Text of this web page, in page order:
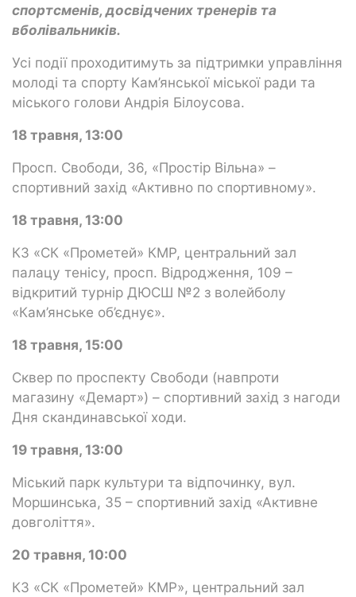
спортсменів, досвідчених тренерів та
вболівальників.
Усі події проходитимуть за підтримки управління
молоді та спорту Кам’янської міської ради та
міського голови Андрія Білоусова.
18 травня, 13:00
Просп. Свободи, 36, «Простір Вільна» –
спортивний захід «Активно по спортивному».
18 травня, 13:00
КЗ «СК «Прометей» КМР, центральний зал
палацу тенісу, просп. Відродження, 109 –
відкритий турнір ДЮСШ №2 з волейболу
«Кам’янське об’єднує».
18 травня, 15:00
Сквер по проспекту Свободи (навпроти
магазину «Демарт») – спортивний захід з нагоди
Дня скандинавської ходи.
19 травня, 13:00
Міський парк культури та відпочинку, вул.
Моршинська, 35 – спортивний захід «Активне
довголіття».
20 травня, 10:00
КЗ «СК «Прометей» КМР», центральний зал